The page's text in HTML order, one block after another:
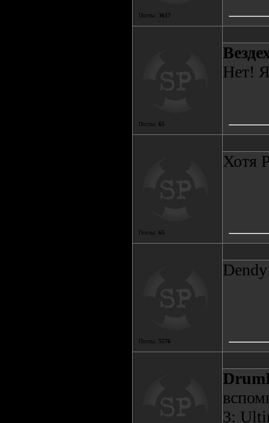
Посты: 3617
Посты: 65
Нет!
Посты: 65
Хотя
Посты: 5576
3: